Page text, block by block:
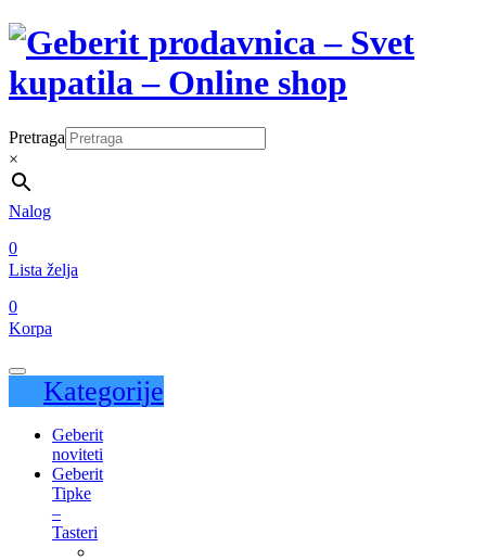
Pretraga
×
Nalog
0
Lista želja
0
Korpa
Kategorije
Geberit
noviteti
Geberit
Tipke
–
Tasteri